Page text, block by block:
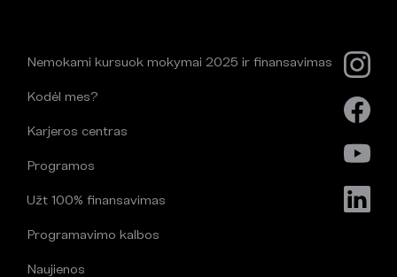
Nemokami kursuok mokymai 2025 ir finansavimas
Kodėl mes?
Karjeros centras
Programos
Užt 100% finansavimas
Programavimo kalbos
Naujienos